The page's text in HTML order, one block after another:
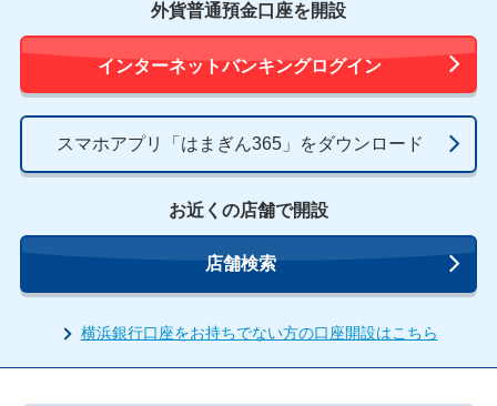
外貨普通預金口座を開設
インターネットバンキングログイン
スマホアプリ「はまぎん365」をダウンロード
お近くの店舗で開設
店舗検索
横浜銀行口座をお持ちでない方の口座開設はこちら